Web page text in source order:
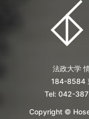
法政大学
184-8584
Tel: 042-
Copyright ©